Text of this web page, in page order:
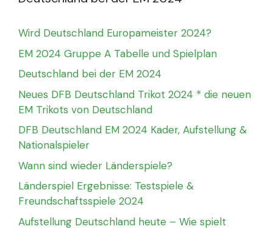
Wird Deutschland Europameister 2024?
EM 2024 Gruppe A Tabelle und Spielplan
Deutschland bei der EM 2024
Neues DFB Deutschland Trikot 2024 * die neuen
EM Trikots von Deutschland
DFB Deutschland EM 2024 Kader, Aufstellung &
Nationalspieler
Wann sind wieder Länderspiele?
Länderspiel Ergebnisse: Testspiele &
Freundschaftsspiele 2024
Aufstellung Deutschland heute – Wie spielt